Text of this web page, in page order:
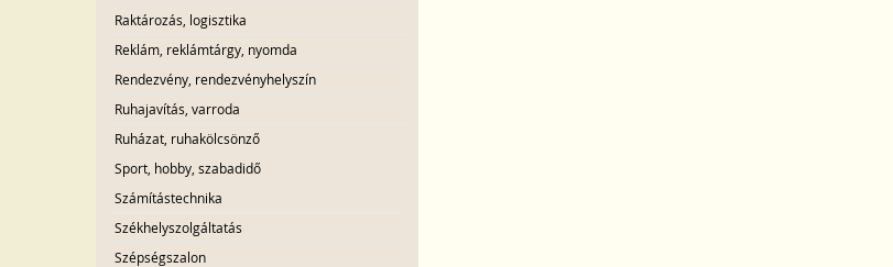
Raktározás, logisztika
Reklám, reklámtárgy, nyomda
Rendezvény, rendezvényhelyszín
Ruhajavítás, varroda
Ruházat, ruhakölcsönző
Sport, hobby, szabadidő
Számítástechnika
Székhelyszolgáltatás
Szépségszalon